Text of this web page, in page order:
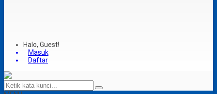
Halo, Guest!
Masuk
Daftar